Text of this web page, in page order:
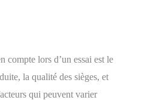
compte lors d’un essai est le
la qualité des sièges, et
qui peuvent varier